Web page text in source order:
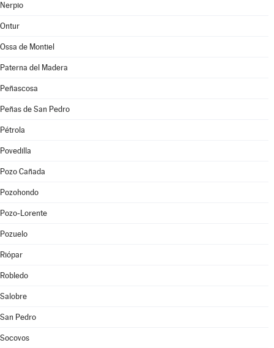
Nerpio
Ontur
Ossa de Montiel
Paterna del Madera
Peñascosa
Peñas de San Pedro
Pétrola
Povedilla
Pozo Cañada
Pozohondo
Pozo-Lorente
Pozuelo
Riópar
Robledo
Salobre
San Pedro
Socovos